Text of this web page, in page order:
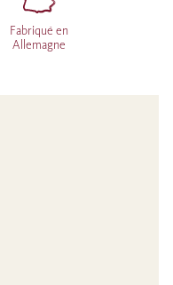
Fabriqué en
Allemagne